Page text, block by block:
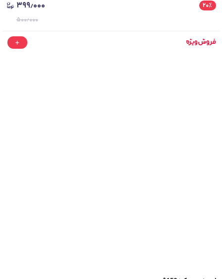
۲۰٪ ۳۹۹٫۰۰۰
۵۰۰٫۰۰۰